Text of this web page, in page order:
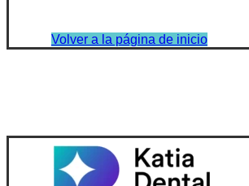
Volver a la página de inicio